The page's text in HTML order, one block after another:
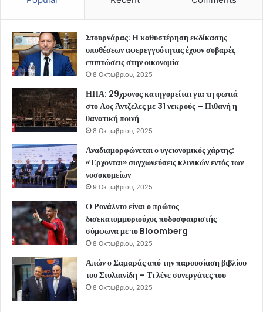
Στουρνάρας: Η καθυστέρηση εκδίκασης
υποθέσεων αφερεγγυότητας έχουν σοβαρές
επιπτώσεις στην οικονομία
8 Οκτωβρίου, 2025
ΗΠΑ: 29χρονος κατηγορείται για τη φωτιά
στο Λος Άντζελες με 31 νεκρούς – Πιθανή η
θανατική ποινή
8 Οκτωβρίου, 2025
Αναδιαμορφώνεται ο υγειονομικός χάρτης:
«Έρχονται» συγχωνεύσεις κλινικών εντός των
νοσοκομείων
9 Οκτωβρίου, 2025
Ο Ρονάλντο είναι ο πρώτος
δισεκατομμυριούχος ποδοσφαιριστής
σύμφωνα με το Bloomberg
8 Οκτωβρίου, 2025
Απών ο Σαμαράς από την παρουσίαση βιβλίου
του Στυλιανίδη – Τι λένε συνεργάτες του
8 Οκτωβρίου, 2025